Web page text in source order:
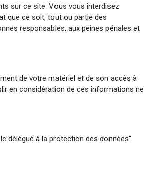
sur ce site. Vous vous interdisez
que ce soit, tout ou partie des
responsables, aux peines pénales et
de votre matériel et de son accès à
en considération de ces informations ne
délégué à la protection des données"